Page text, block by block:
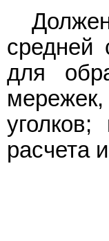
средней
для
расчета